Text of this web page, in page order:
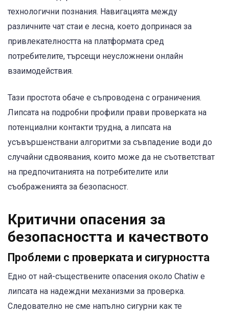
технологични познания. Навигацията между
различните чат стаи е лесна, което допринася за
привлекателността на платформата сред
потребителите, търсещи неусложнени онлайн
взаимодействия.
Тази простота обаче е съпроводена с ограничения.
Липсата на подробни профили прави проверката на
потенциални контакти трудна, а липсата на
усъвършенствани алгоритми за съвпадение води до
случайни сдвоявания, които може да не съответстват
на предпочитанията на потребителите или
съображенията за безопасност.
Критични опасения за
безопасността и качеството
Проблеми с проверката и сигурността
Едно от най-съществените опасения около Chatiw е
липсата на надеждни механизми за проверка.
Следователно не сме напълно сигурни как те